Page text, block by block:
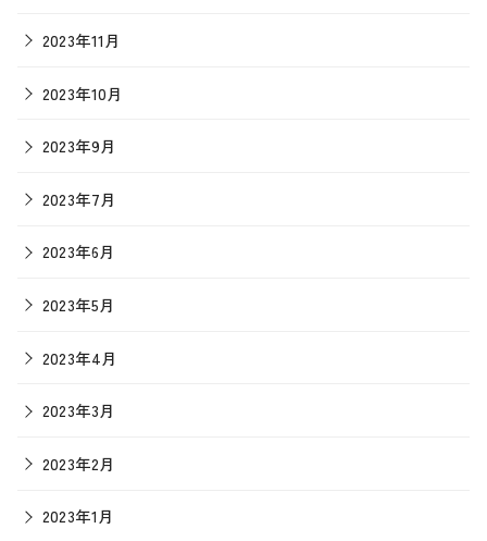
2023年11月
2023年10月
2023年9月
2023年7月
2023年6月
2023年5月
2023年4月
2023年3月
2023年2月
2023年1月